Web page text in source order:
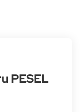
PESEL